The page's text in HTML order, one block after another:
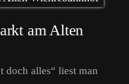
am Alten
doch alles“ liest man